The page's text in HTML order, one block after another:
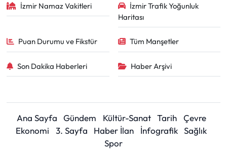
İzmir Namaz Vakitleri
İzmir Trafik Yoğunluk
Haritası
Puan Durumu ve Fikstür Tüm Manşetler
Son Dakika Haberleri Haber Arşivi
Ana Sayfa Gündem Kültür-Sanat Tarih
Çevre
Ekonomi
3. Sayfa Haber İlan İnfografik Sağlık
Spor